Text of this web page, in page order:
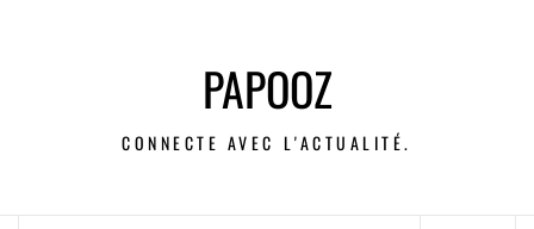
PAPOOZ
CONNECTE AVEC L'ACTUALITÉ.